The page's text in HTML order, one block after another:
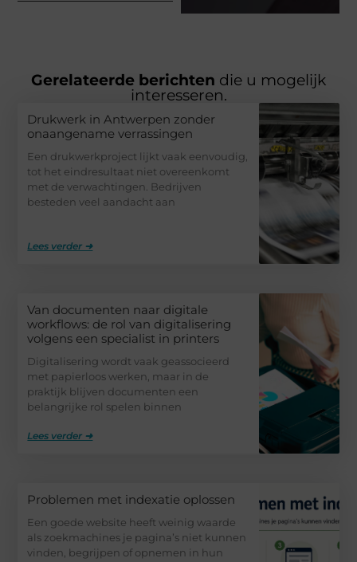
Gerelateerde berichten die u mogelijk
interesseren.
Drukwerk in Antwerpen zonder
onaangename verrassingen
Een drukwerkproject lijkt vaak eenvoudig,
tot het eindresultaat niet overeenkomt
met de verwachtingen. Bedrijven
besteden veel aandacht aan
Lees verder ➜
Van documenten naar digitale
workflows: de rol van digitalisering
volgens een specialist in printers
Digitalisering wordt vaak geassocieerd
met papierloos werken, maar in de
praktijk blijven documenten een
belangrijke rol spelen binnen
Lees verder ➜
Problemen met indexatie oplossen
Een goede website heeft weinig waarde
als zoekmachines je pagina’s niet kunnen
vinden, begrijpen of opnemen in hun